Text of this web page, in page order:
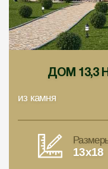
ДОМ 13,3
из камня
13x18